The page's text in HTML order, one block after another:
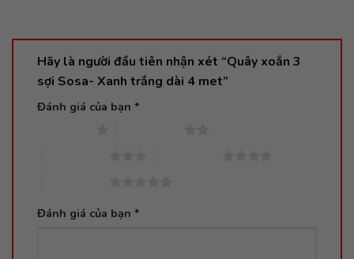
Hãy là người đầu tiên nhận xét “Quây xoắn 3
sợi Sosa- Xanh trắng dài 4 met”
Đánh giá của bạn *
Đánh giá của bạn *